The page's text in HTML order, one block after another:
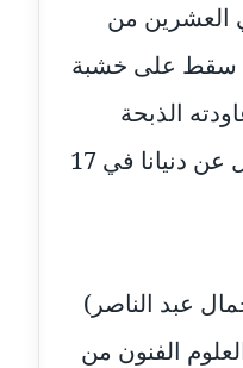
العشرين من
سقط على خشبة
الذبحة
حسبما تقول ابنته، ليرحل عن دنيانا في 17
عبد الناصر)
العلوم الفنون من